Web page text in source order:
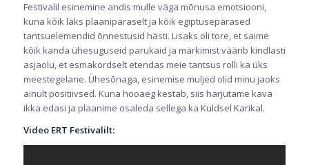
Festivalil esinemine andis mulle väga mõnusa emotsiooni,
kuna kõik läks plaanipäraselt ja kõik egiptusepärased
tantsuelemendid õnnestusid hästi. Lisaks oli tore, et saime
kõik kanda ühesuguseid parukaid ja märkimist väärib kindlasti
asjaolu, et esmakordselt etendas meie tantsus rolli ka üks
meestegelane. Ühesõnaga, esinemise muljed olid minu jaoks
ainult positiivsed. Kuna hooaeg kestab, siis harjutame kava
ikka edasi ja plaanime osaleda sellega ka Kuldsel Karikal.
Video ERT Festivalilt: